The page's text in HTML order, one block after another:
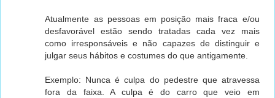
Atualmente as pessoas em posição mais fraca e/ou
desfavorável estão sendo tratadas cada vez mais
como irresponsáveis e não capazes de distinguir e
julgar seus hábitos e costumes do que antigamente.
Exemplo: Nunca é culpa do pedestre que atravessa
fora da faixa. A culpa é do carro que veio em